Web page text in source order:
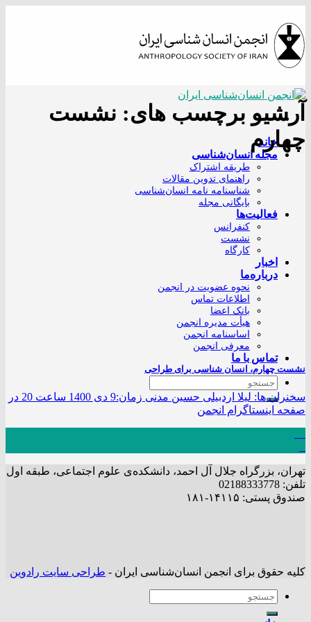
content
خانه
مجله انسان‌شناسی
طریقه اشتراک
راهنمای تدوین مقالات
شناسنامه نامه انسان‌شناسی
بایگانی مجله
فعالیت‌ها
کنفرانس
نشست
کارگاه
اخبار
درباره‌ما
نحوه عضویت در انجمن
اطلاعات تماس
بانک اعضا
هیأت مدیره انجمن
اساسنامه انجمن
معرفی انجمن
تماس با ما
آرشیو برچسب های: نشست
چهارم
نشست چهارم، انسان شناسی برای طراحی
سخنران ها: لیلا اردبیلی حسین مدنی زمان:9 دی 1400 ساعت 20 در
صفحه اینستاگرام انجمن
تهران، بزرگراه جلال آل احمد، دانشکده‌ی علوم اجتماعی، طبقه اول
تلفن: 02188333778
صندوق پستی: ۱۴۱۱۵-۱۸۱
کلیه حقوق برای انجمن انسان‌شناسی ایران - طراحی سایت رادوین